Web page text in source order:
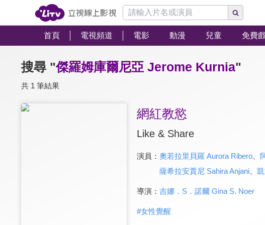
首頁 電視頻道 電影 動漫 兒童 免費
搜尋 "傑羅姆庫爾尼亞 Jerome Kurnia"
共 1 筆結果
網紅教慾
Like & Share
演員： 奧若拉里貝羅 Aurora Ribero、
薩希拉安賈尼 Sahira Anjani、
導演： 吉娜．S．諾爾 Gina S. Noer
#女性覺醒